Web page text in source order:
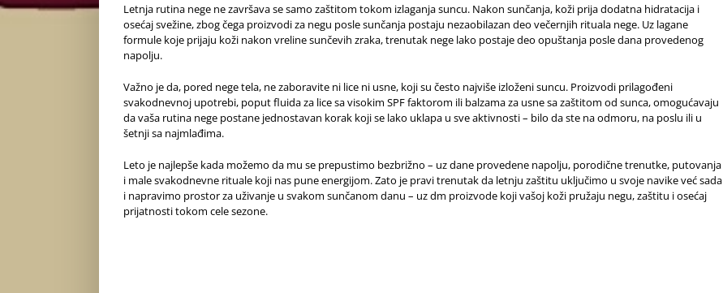
Letnja rutina nege ne završava se samo zaštitom tokom izlaganja suncu. Nakon sunčanja, koži prija dodatna hidratacija i
osećaj svežine, zbog čega proizvodi za negu posle sunčanja postaju nezaobilazan deo večernjih rituala nege. Uz lagane
formule koje prijaju koži nakon vreline sunčevih zraka, trenutak nege lako postaje deo opuštanja posle dana provedenog
napolju.
Važno je da, pored nege tela, ne zaboravite ni lice ni usne, koji su često najviše izloženi suncu. Proizvodi prilagođeni
svakodnevnoj upotrebi, poput fluida za lice sa visokim SPF faktorom ili balzama za usne sa zaštitom od sunca, omogućavaju
da vaša rutina nege postane jednostavan korak koji se lako uklapa u sve aktivnosti – bilo da ste na odmoru, na poslu ili u
šetnji sa najmlađima.
Leto je najlepše kada možemo da mu se prepustimo bezbrižno – uz dane provedene napolju, porodične trenutke, putovanja
i male svakodnevne rituale koji nas pune energijom. Zato je pravi trenutak da letnju zaštitu uključimo u svoje navike već sada
i napravimo prostor za uživanje u svakom sunčanom danu – uz dm proizvode koji vašoj koži pružaju negu, zaštitu i osećaj
prijatnosti tokom cele sezone.